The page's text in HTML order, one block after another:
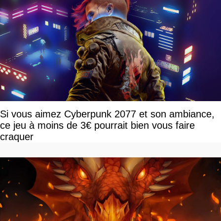
Si vous aimez Cyberpunk 2077 et son ambiance,
ce jeu à moins de 3€ pourrait bien vous faire
craquer